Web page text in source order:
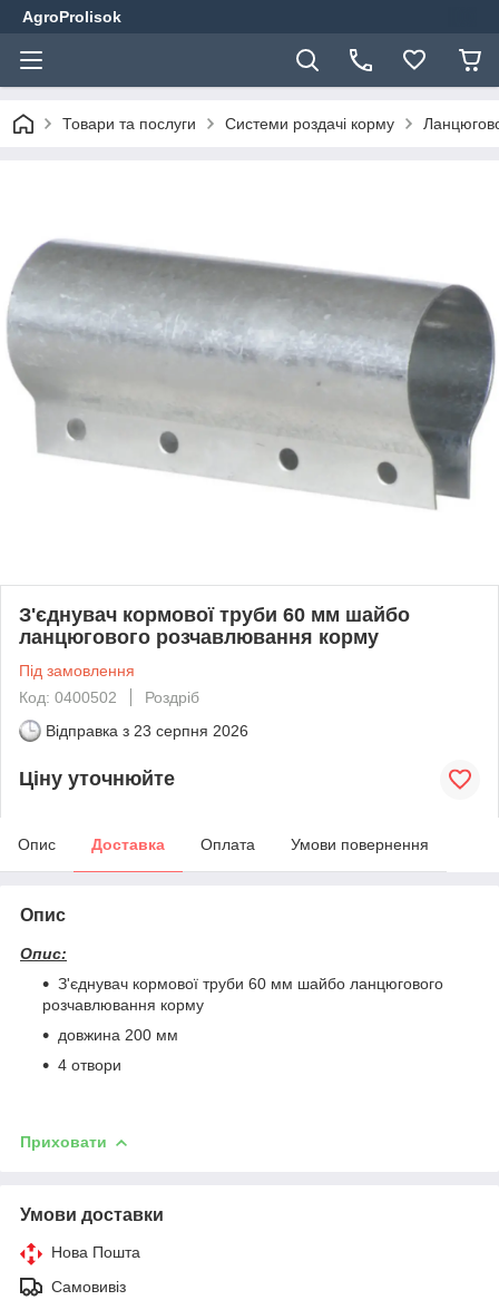
AgroProlisok
Товари та послуги Системи роздачі корму
З'єднувач кормової труби 60 мм шайбо
ланцюгового розчавлювання корму
Під замовлення
Код: 0400502
Роздріб
Відправка з 23 серпня 2026
Ціну уточнюйте
Опис Доставка Оплата Умови повернення
Опис
Опис:
З'єднувач кормової труби 60 мм шайбо ланцюгового
розчавлювання корму
довжина 200 мм
4 отвори
Приховати
Умови доставки
Нова Пошта
Самовивіз